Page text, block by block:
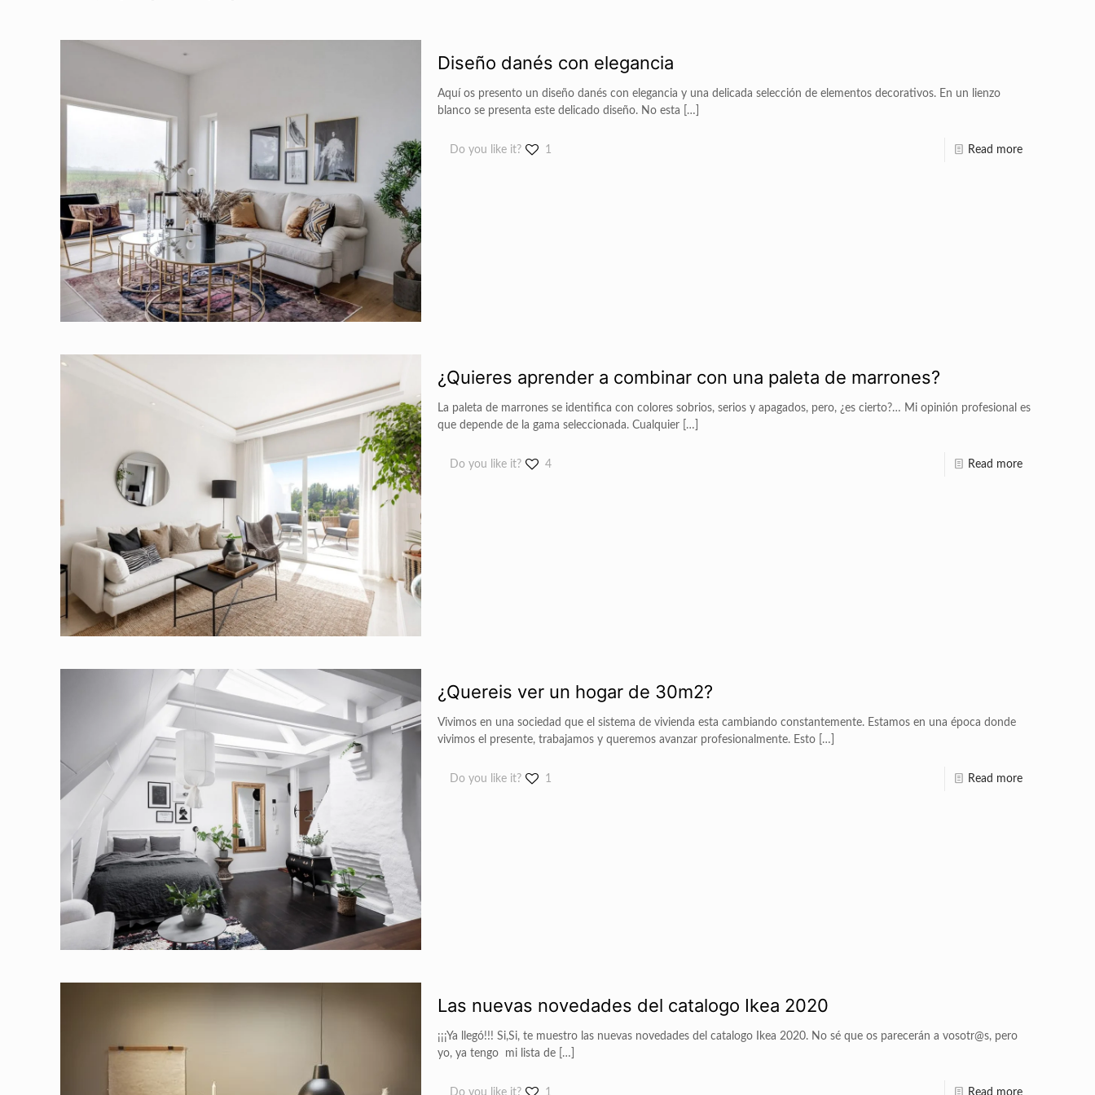
Diseño danés con elegancia
Aquí os presento un diseño danés con elegancia y una delicada selección de elementos decorativos. En un lienzo
blanco se presenta este delicado diseño. No esta […]
Do you like it? 1 Read more
¿Quieres aprender a combinar con una paleta de marrones?
La paleta de marrones se identifica con colores sobrios, serios y apagados, pero, ¿es cierto?… Mi opinión profesional es
que depende de la gama seleccionada. Cualquier[…]
Do you like it? 4 Read more
¿Quereis ver un hogar de 30m2?
Vivimos en una sociedad que el sistema de vivienda esta cambiando constantemente. Estamos en una época donde
vivimos el presente, trabajamos y queremos avanzar profesionalmente. Esto[…]
Do you like it? 1 Read more
Las nuevas novedades del catalogo Ikea 2020
¡¡¡Ya llegó!!! Si,Si, te muestro las nuevas novedades del catalogo Ikea 2020. No sé que os parecerán a vosotr@s, pero
yo, ya tengo mi lista de[…]